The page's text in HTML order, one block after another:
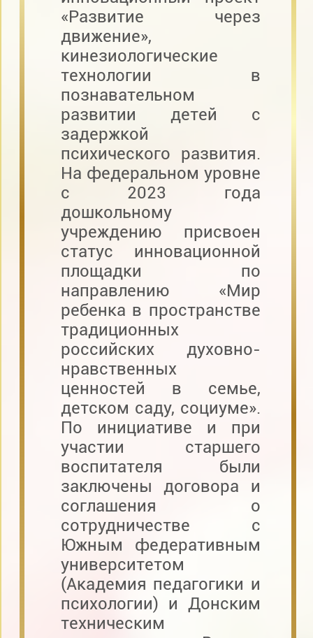
«Развитие через
движение»,
кинезиологические
технологии в
познавательном
развитии детей с
задержкой
психического развития.
На федеральном уровне
с 2023 года
дошкольному
учреждению присвоен
статус инновационной
площадки по
направлению «Мир
ребенка в пространстве
традиционных
российских духовно-
нравственных
ценностей в семье,
детском саду, социуме».
По инициативе и при
участии старшего
воспитателя были
заключены договора и
соглашения о
сотрудничестве с
Южным федеративным
университетом
(Академия педагогики и
психологии) и Донским
техническим